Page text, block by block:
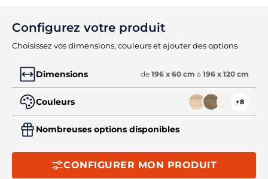
Configurez votre produit
Choisissez vos dimensions, couleurs et ajouter des options
Dimensions de 196 x 60 cm à 196 x 120 cm
Couleurs +8
Nombreuses options disponibles
CONFIGURER MON PRODUIT